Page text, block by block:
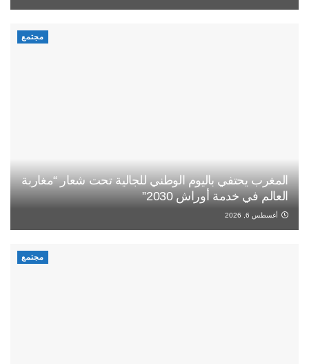
مجتمع
المغرب يحتفي باليوم الوطني للجالية تحت شعار “مغاربة
العالم في خدمة أوراش 2030”
أغسطس 6, 2026
مجتمع